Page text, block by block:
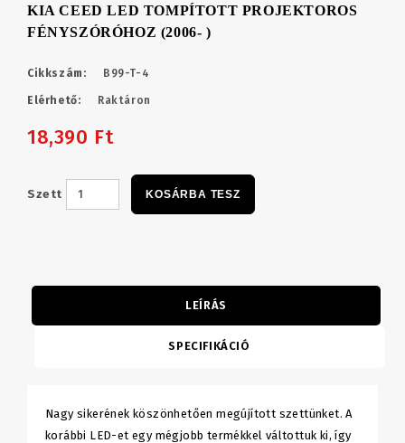
KIA CEED LED TOMPÍTOTT PROJEKTOROS
FÉNYSZÓRÓHOZ (2006- )
Cikkszám: B99-T-4
Elérhető: Raktáron
18,390 Ft
Szett KOSÁRBA TESZ
LEÍRÁS
SPECIFIKÁCIÓ
Nagy sikerének köszönhetően megújított szettünket. A
korábbi LED-et egy mégjobb termékkel váltottuk ki, így